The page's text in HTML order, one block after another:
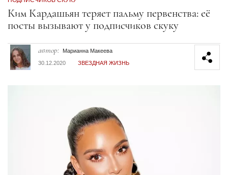
Секция статей
Ким Кардашьян теряет пальму первенства: её
посты вызывают у подписчиков скуку
автор:
Марианна Макеева
30.12.2020
ЗВЕЗДНАЯ ЖИЗНЬ